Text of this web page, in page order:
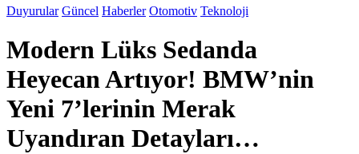
Duyurular Güncel Haberler Otomotiv Teknoloji
Modern Lüks Sedanda
Heyecan Artıyor! BMW’nin
Yeni 7’lerinin Merak
Uyandıran Detayları…